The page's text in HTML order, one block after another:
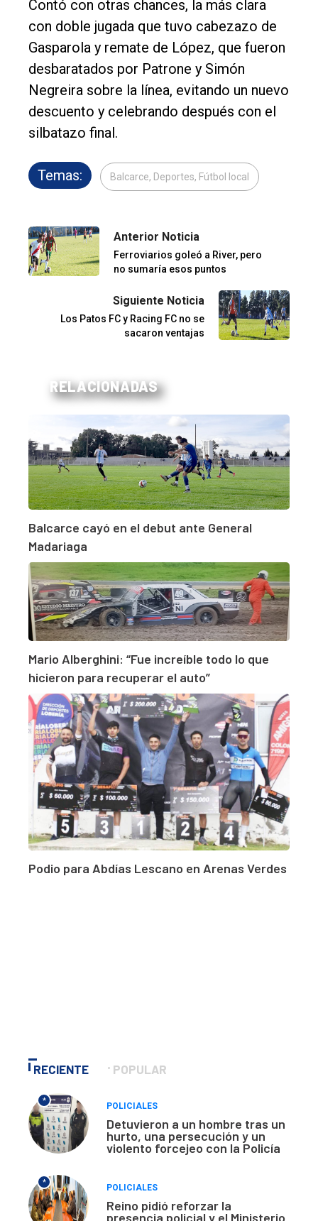
Contó con otras chances, la más clara
con doble jugada que tuvo cabezazo de
Gasparola y remate de López, que fueron
desbaratados por Patrone y Simón
Negreira sobre la línea, evitando un nuevo
descuento y celebrando después con el
silbatazo final.
Temas: Balcarce, Deportes, Fútbol local
Anterior Noticia
Ferroviarios goleó a River, pero
no sumaría esos puntos
Siguiente Noticia
Los Patos FC y Racing FC no se
sacaron ventajas
RELACIONADAS
Balcarce cayó en el debut ante General
Madariaga
Mario Alberghini: “Fue increíble todo lo que
hicieron para recuperar el auto”
Podio para Abdías Lescano en Arenas Verdes
RECIENTE POPULAR
*
POLICIALES
Detuvieron a un hombre tras un
hurto, una persecución y un
violento forcejeo con la Policía
*
POLICIALES
Reino pidió reforzar la
presencia policial y el Ministerio